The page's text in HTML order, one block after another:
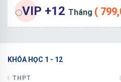
VIP +12 Tháng (
KHÓA HỌC 1 - 12
THPT